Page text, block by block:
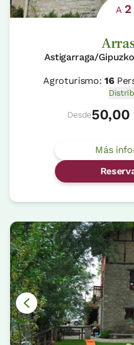
A 2
Astigarraga/
Agroturismo:16
Desde50,00
Más